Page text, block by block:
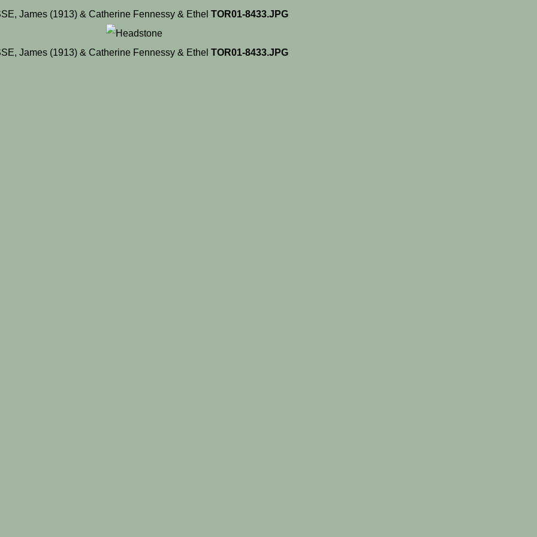
James (1913) & Catherine Fennessy & Ethel TOR01-8433.JPG
James (1913) & Catherine Fennessy & Ethel TOR01-8433.JPG